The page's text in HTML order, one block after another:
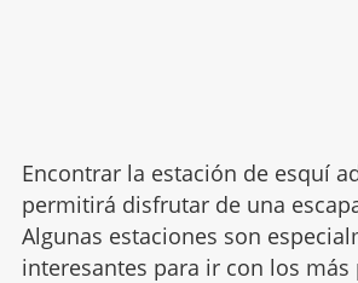
Encontrar la estación de esquí
permitirá disfrutar de una
Algunas estaciones son
interesantes para ir con los más